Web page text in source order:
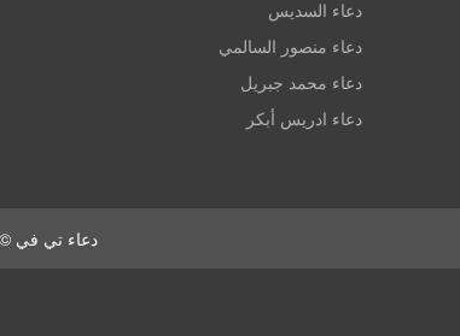
دعاء السديس
دعاء منصور السالمي
دعاء محمد جبريل
دعاء ادريس أبكر
دعاء تي في © 2026